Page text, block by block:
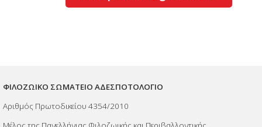
ΦΙΛΟΖΩΙΚΟ ΣΩΜΑΤΕΙΟ ΑΔΕΣΠΟΤΟΛΟΓΙΟ
Αριθμός Πρωτοδικείου 4354/2010